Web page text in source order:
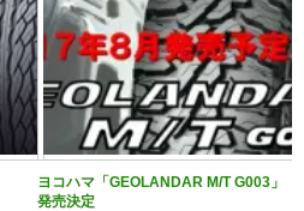
ヨコハマ「GEOLANDAR M/T G003」
発売決定